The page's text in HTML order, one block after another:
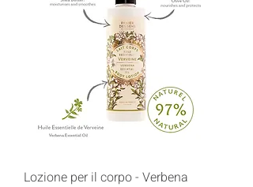
Lozione per il corpo - Verbena